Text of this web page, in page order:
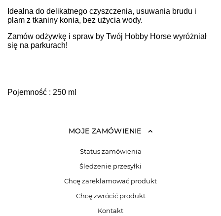
Idealna do delikatnego czyszczenia, usuwania brudu i
plam z tkaniny konia, bez użycia wody.
Zamów odżywkę i spraw by Twój Hobby Horse wyróżniał
się na parkurach!
Pojemność : 250 ml
MOJE ZAMÓWIENIE
Status zamówienia
Śledzenie przesyłki
Chcę zareklamować produkt
Chcę zwrócić produkt
Kontakt